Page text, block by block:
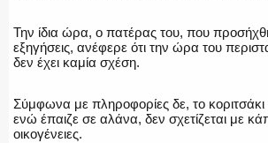
ΕΚΑΒ
Την ίδια ώρα, ο πατέρας του, που
εξηγήσεις, ανέφερε ότι την ώρα του
δεν έχει καμία σχέση.
Σύμφωνα με πληροφορίες δε, το κοριτσάκι
ενώ έπαιζε σε αλάνα, δεν σχετίζεται με
οικογένειες.